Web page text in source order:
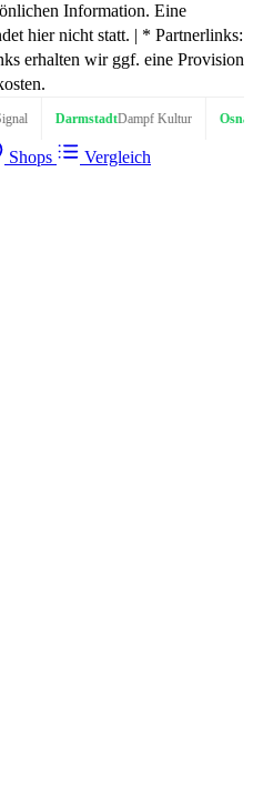
Information. Eine
hier nicht statt. | * Partnerlinks:
erhalten wir ggf. eine Provision
DarmstadtDampf Kultur OsnabrückCoil
Shops Vergleich